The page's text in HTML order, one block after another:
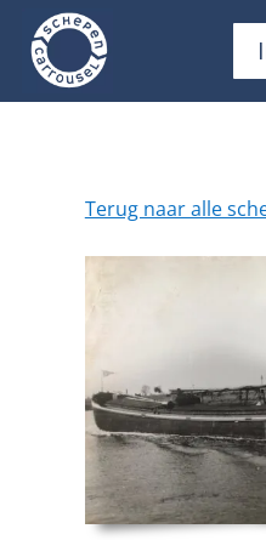
Terug naar alle